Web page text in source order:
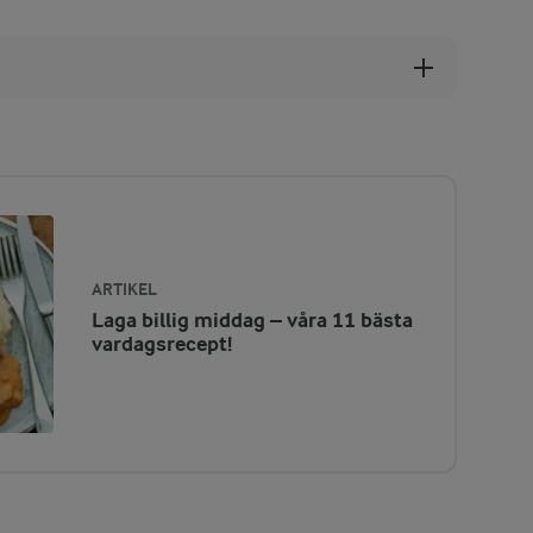
ARTIKEL
Laga billig middag – våra 11 bästa
vardagsrecept!